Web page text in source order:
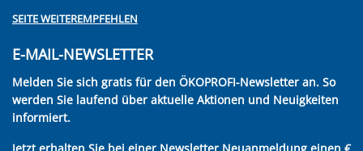
SEITE WEITEREMPFEHLEN
E-MAIL-NEWSLETTER
Melden Sie sich gratis für den ÖKOPROFI-Newsletter an. So
werden Sie laufend über aktuelle Aktionen und Neuigkeiten
informiert.